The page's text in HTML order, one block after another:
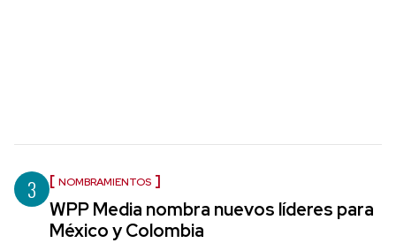
3 NOMBRAMIENTOS
WPP Media nombra nuevos líderes para
México y Colombia